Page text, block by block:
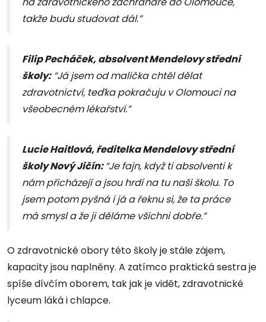
takže budu studovat dál.”
Filip Pecháček, absolvent Mendelovy střední
školy:“Já jsem od malička chtěl dělat
zdravotnictví, teďka pokračuju v Olomouci na
všeobecném lékařství.”
Lucie Haitlová, ředitelka Mendelovy střední
školy Nový Jičín:“Je fajn, když ti absolventi k
nám přicházejí a jsou hrdí na tu naši školu. To
jsem potom pyšná i já a řeknu si, že ta práce
má smysl a že ji děláme všichni dobře.”
O zdravotnické obory této školy je stále zájem,
kapacity jsou naplněny. A zatímco praktická sestra je
spíše dívčím oborem, tak jak je vidět, zdravotnické
lyceum láká i chlapce.